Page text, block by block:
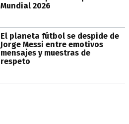
Mundial 2026
El planeta fútbol se despide de
Jorge Messi entre emotivos
mensajes y muestras de
respeto